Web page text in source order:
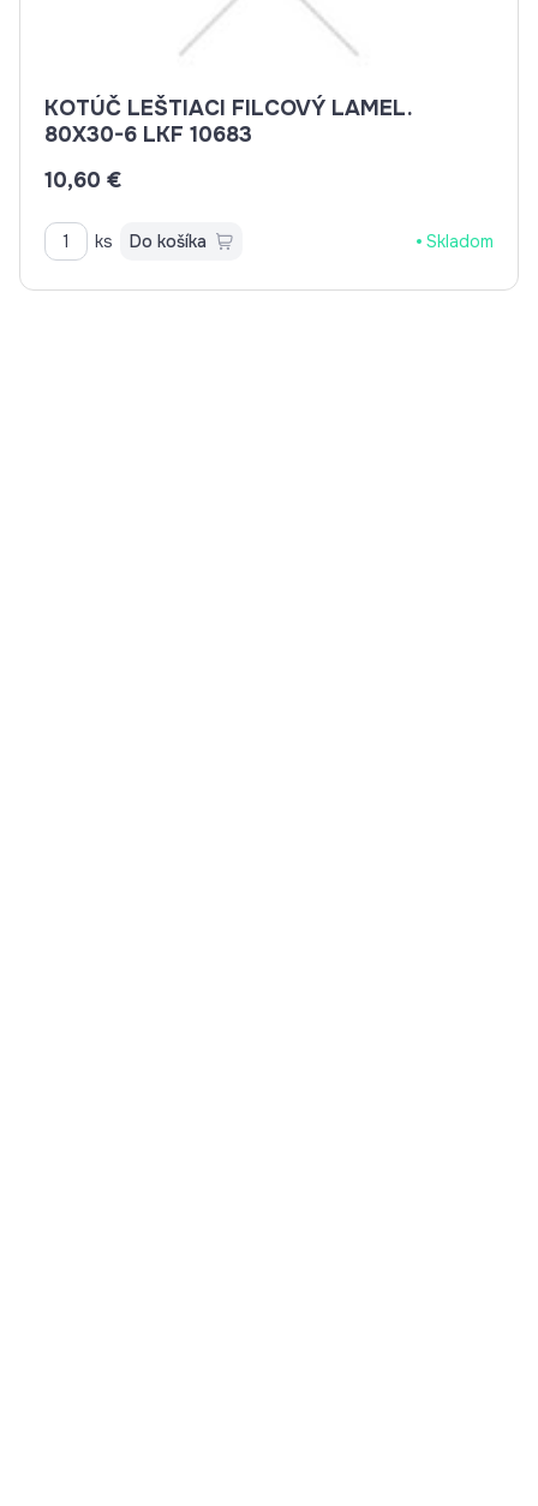
KOTÚČ LEŠTIACI FILCOVÝ LAMEL.
80X30-6 LKF 10683
10,60 €
ks Do košíka Skladom